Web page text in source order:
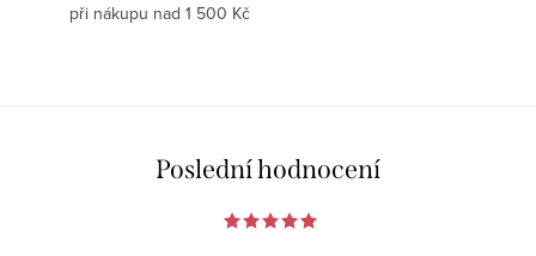
při nákupu nad 1 500 Kč
Poslední hodnocení